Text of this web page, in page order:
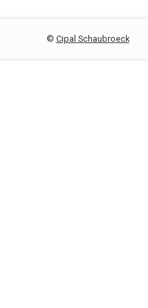
© Cipal Schaubroeck